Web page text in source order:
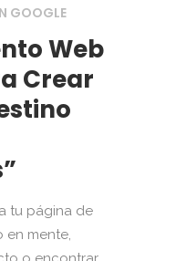
GOOGLE
Web
Crear
tu página de
en mente,